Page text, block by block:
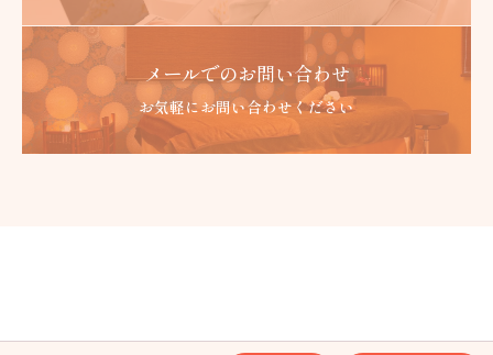
メールでのお問い合わせ
お気軽にお問い合わせください